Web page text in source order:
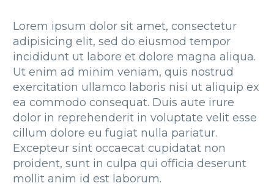
Lorem ipsum dolor sit amet, consectetur
adipisicing elit, sed do eiusmod tempor
incididunt ut labore et dolore magna aliqua.
Ut enim ad minim veniam, quis nostrud
exercitation ullamco laboris nisi ut aliquip ex
ea commodo consequat. Duis aute irure
dolor in reprehenderit in voluptate velit esse
cillum dolore eu fugiat nulla pariatur.
Excepteur sint occaecat cupidatat non
proident, sunt in culpa qui officia deserunt
mollit anim id est laborum.